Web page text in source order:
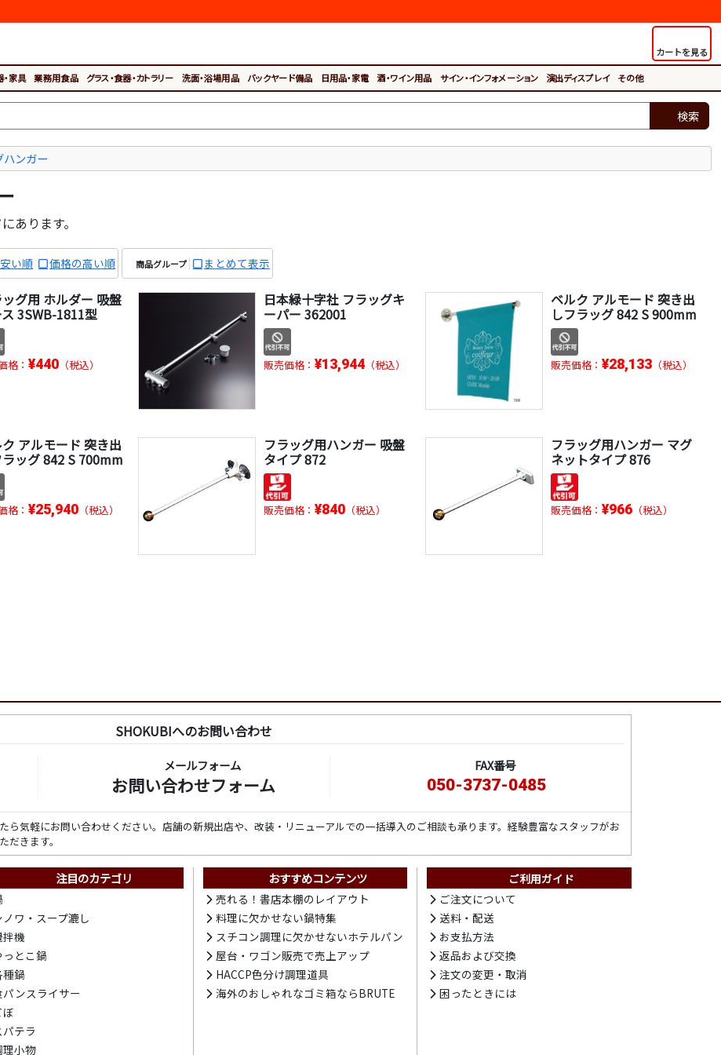
カートを見る
家具 業務用食品 グラス・食器・カトラリー 洗面・浴場用品 バックヤード備品 日用品・家電 酒・ワイン用品 サイン・インフォメーション 演出ディスプレイ その他
検索
ハンガー
あります。
い順 価格の高い順 商品グループ まとめて表示
グ用 ホルダー 吸盤
3SWB-1811型
格： ¥440 （税込）
日本緑十字社 フラッグキ
ーパー 362001
販売価格：¥13,944 （税込）
ベルク アルモード 突き出
しフラッグ 842 S 900mm
販売価格： ¥28,133（税込）
アルモード 突き出
ラッグ 842 S 700mm
格： ¥25,940 （税込）
フラッグ用ハンガー 吸盤
タイプ 872
販売価格：¥840 （税込）
フラッグ用ハンガー マグ
ネットタイプ 876
販売価格： ¥966（税込）
SHOKUBIへのお問い合わせ
メールフォーム
お問い合わせフォーム
FAX番号
050-3737-0485
ら気軽にお問い合わせください。店舗の新規出店や、改装・リニューアルでの一括導入のご相談も承ります。経験豊富なスタッフがお
きます。
注目のカテゴリ
ノワ・スープ漉し
拌機
っとこ鍋
種鍋
パンスライサー
ぼ
パテラ
理小物
おすすめコンテンツ
売れる！書店本棚のレイアウト
料理に欠かせない鍋特集
スチコン調理に欠かせないホテルパン
屋台・ワゴン販売で売上アップ
HACCP色分け調理道具
海外のおしゃれなゴミ箱ならBRUTE
ご利用ガイド
ご注文について
送料・配送
お支払方法
返品および交換
注文の変更・取消
困ったときには